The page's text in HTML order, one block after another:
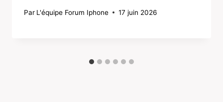
Par L'équipe Forum Iphone 17 juin 2026